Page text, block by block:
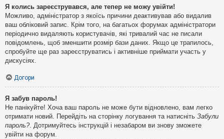
Я колись зареєструвався, але тепер не можу увійти!
Можливо, адміністратор з якоїсь причини деактивував або видалив
ваш обліковий запис. Крім того, на багатьох форумах адміністратори
періодично видаляють користувачів, які тривалий час не писали
повідомлень, щоб зменшити розмір бази даних. Якщо це трапилось,
спробуйте ще раз зареєструватись і активніше приймати участь у
дискусіях.
Догори
Я забув пароль!
Не панікуйте! Хоча ваш пароль не може бути відновлено, вам легко
отримати новий. Перейдіть на сторінку логування та натисніть Забули
пароль?. Дотримуйтесь інструкцій і незабаром ви знову зможете
увійти на форум.